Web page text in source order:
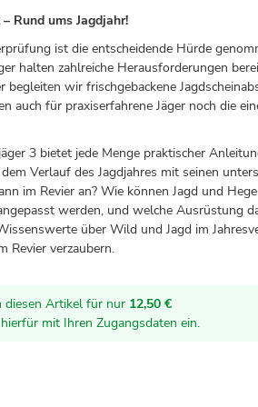
Rund ums Jagdjahr!
ist die entscheidende Hürde
halten zahlreiche Herausforderungen
begleiten wir frischgebackene
auch für praxiserfahrene Jäger noch die
3 bietet jede Menge praktischer
Verlauf des Jagdjahres mit seinen
im Revier an? Wie können Jagd und
werden, und welche Ausrüstung
über Wild und Jagd im
Revier verzaubern.
diesen Artikel für nur 12,50 €
mit Ihren Zugangsdaten ein.